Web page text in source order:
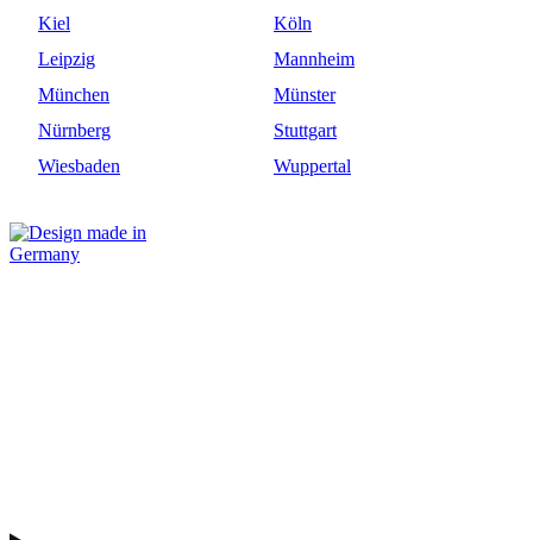
Kiel
Köln
Leipzig
Mannheim
München
Münster
Nürnberg
Stuttgart
Wiesbaden
Wuppertal